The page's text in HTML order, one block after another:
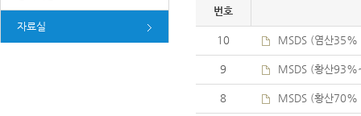
자료실
번호
10 MSDS (염산35%
9 MSDS (황산
8 MSDS (황산70%